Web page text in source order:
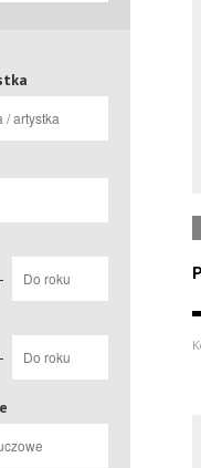
-
-